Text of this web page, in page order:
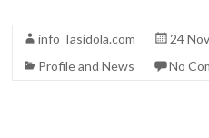
info Tasidola.com
24
Profile and News
No